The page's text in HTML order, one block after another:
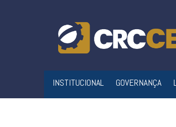
INSTITUCIONAL GOVERNANÇA